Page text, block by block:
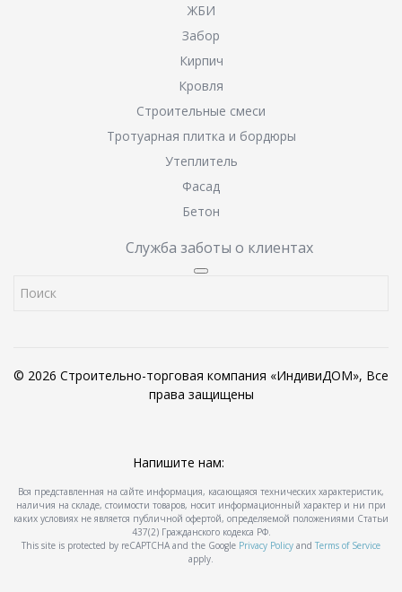
ЖБИ
Забор
Кирпич
Кровля
Строительные смеси
Тротуарная плитка и бордюры
Утеплитель
Фасад
Бетон
Служба заботы о клиентах
© 2026 Строительно-торговая компания «ИндивиДОМ», Все
права защищены
Напишите нам:
Вся представленная на сайте информация, касающаяся технических характеристик,
наличия на складе, стоимости товаров, носит информационный характер и ни при
каких условиях не является публичной офертой, определяемой положениями Статьи
437(2) Гражданского кодекса РФ.
This site is protected by reCAPTCHA and the Google Privacy Policy and Terms of Service
apply.